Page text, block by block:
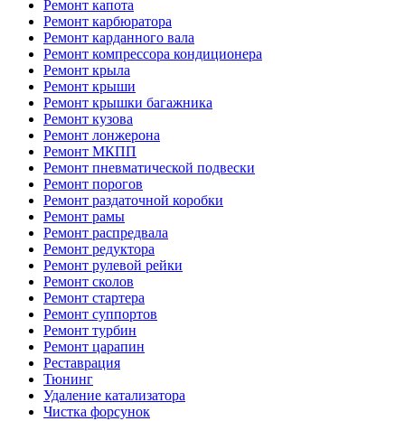
Ремонт капота
Ремонт карбюратора
Ремонт карданного вала
Ремонт компрессора кондиционера
Ремонт крыла
Ремонт крыши
Ремонт крышки багажника
Ремонт кузова
Ремонт лонжерона
Ремонт МКПП
Ремонт пневматической подвески
Ремонт порогов
Ремонт раздаточной коробки
Ремонт рамы
Ремонт распредвала
Ремонт редуктора
Ремонт рулевой рейки
Ремонт сколов
Ремонт стартера
Ремонт суппортов
Ремонт турбин
Ремонт царапин
Реставрация
Тюнинг
Удаление катализатора
Чистка форсунок